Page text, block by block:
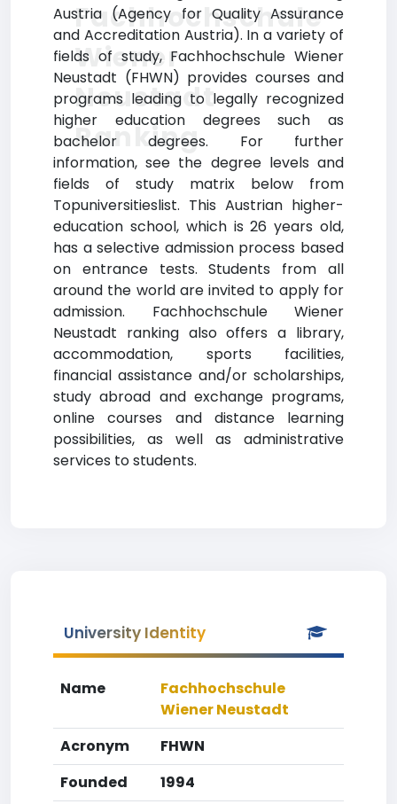
Austria (Agency for Quality Assurance
and Accreditation Austria). In a variety of
fields of study, Fachhochschule Wiener
Neustadt (FHWN) provides courses and
programs leading to legally recognized
higher education degrees such as
bachelor degrees. For further
information, see the degree levels and
fields of study matrix below from
Topuniversitieslist. This Austrian higher-
education school, which is 26 years old,
has a selective admission process based
on entrance tests. Students from all
around the world are invited to apply for
admission. Fachhochschule Wiener
Neustadt ranking also offers a library,
accommodation, sports facilities,
financial assistance and/or scholarships,
study abroad and exchange programs,
online courses and distance learning
possibilities, as well as administrative
services to students.
Fachhochschule
Wiener
Neustadt
Ranking
University Identity
Name
Fachhochschule
Wiener Neustadt
Acronym
FHWN
Founded
1994